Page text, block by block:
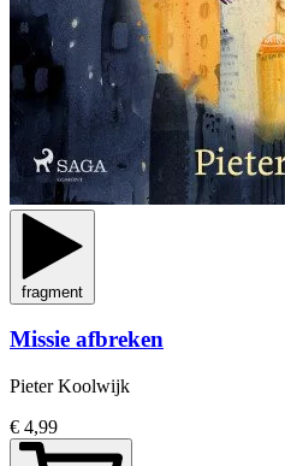
fragment
Missie afbreken
Pieter Koolwijk
€ 4,99